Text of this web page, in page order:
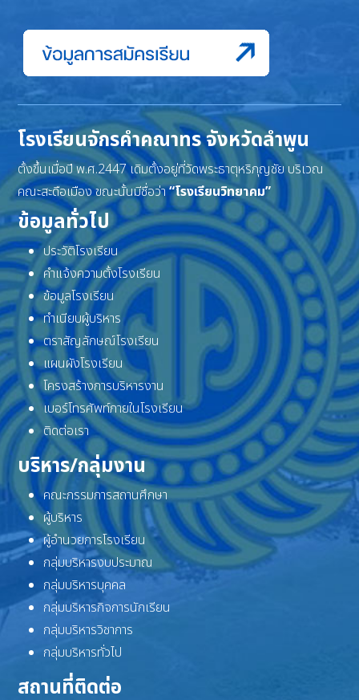
โรงเรียนจักรคำคณาทร จังหวัดลำพูน
ตั้งขึ้นเมื่อปี พ.ศ.2447 เดิมตั้งอยู่ที่วัดพระธาตุหริภุญชัย บริเวณ
คณะสะดือเมือง ขณะนั้นมีชื่อว่า“โรงเรียนวิทยาคม”
ข้อมูลทั่วไป
ประวัติโรงเรียน
คำแจ้งความตั้งโรงเรียน
ข้อมูลโรงเรียน
ทำเนียบผู้บริหาร
ตราสัญลักษณ์โรงเรียน
แผนผังโรงเรียน
โครงสร้างการบริหารงาน
เบอร์โทรศัพท์ภายในโรงเรียน
ติดต่อเรา
บริหาร/กลุ่มงาน
คณะกรรมการสถานศึกษา
ผู้บริหาร
ผู้อำนวยการโรงเรียน
กลุ่มบริหารงบประมาณ
กลุ่มบริหารบุคคล
กลุ่มบริหารกิจการนักเรียน
กลุ่มบริหารวิชาการ
กลุ่มบริหารทั่วไป
สถานที่ติดต่อ